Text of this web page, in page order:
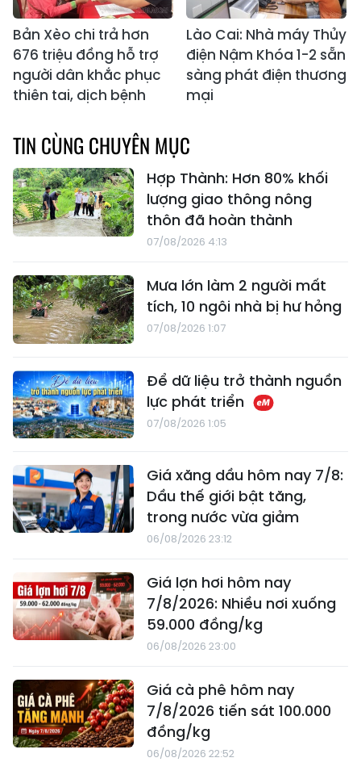
Bản Xèo chi trả hơn
676 triệu đồng hỗ trợ
người dân khắc phục
thiên tai, dịch bệnh
Lào Cai: Nhà máy Thủy
điện Nậm Khóa 1-2 sẵn
sàng phát điện thương
mại
TIN CÙNG CHUYÊN MỤC
Hợp Thành: Hơn 80% khối
lượng giao thông nông
thôn đã hoàn thành
07/08/2026 4:13
Mưa lớn làm 2 người mất
tích, 10 ngôi nhà bị hư hỏng
07/08/2026 1:07
Để dữ liệu trở thành nguồn
lực phát triển
07/08/2026 1:05
Giá xăng dầu hôm nay 7/8:
Dầu thế giới bật tăng,
trong nước vừa giảm
06/08/2026 23:12
Giá lợn hơi hôm nay
7/8/2026: Nhiều nơi xuống
59.000 đồng/kg
06/08/2026 23:00
Giá cà phê hôm nay
7/8/2026 tiến sát 100.000
đồng/kg
06/08/2026 22:52